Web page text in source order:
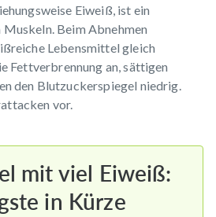
Eiweiß, ist ein
Beim Abnehmen
Lebensmittel gleich
Fettverbrennung an, sättigen
den Blutzuckerspiegel niedrig.
vor.
mit viel Eiweiß:
in Kürze